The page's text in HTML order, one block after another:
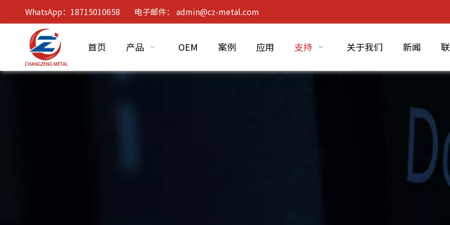
WhatsApp：18715010658 电子邮件： admin@cz-metal.com
首页 产品 OEM 案例 应用 支持 关于我们 新闻